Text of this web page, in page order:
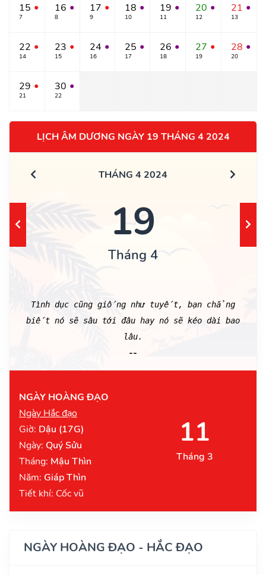
15 ●
7
16 ●
8
17 ●
9
18 ●
10
19 ●
11
20 ●
12
21 ●
13
22 ●
14
23 ●
15
24 ●
16
25 ●
17
26 ●
18
27 ●
19
28 ●
20
29 ●
21
30 ●
22
LỊCH ÂM DƯƠNG NGÀY 19 THÁNG 4 2024
THÁNG 4 2024
19
Tháng 4
Tình dục cũng giống như tuyết, bạn chẳng
biết nó sẽ sâu tới đâu hay nó sẽ kéo dài bao
lâu.
--
NGÀY HOÀNG ĐẠO
Ngày Hắc đạo
Giờ: Dậu (17G)
Ngày: Quý Sửu
Tháng: Mậu Thìn
Năm: Giáp Thìn
Tiết khí: Cốc vũ
11
Tháng 3
NGÀY HOÀNG ĐẠO - HẮC ĐẠO